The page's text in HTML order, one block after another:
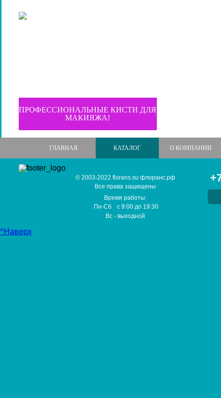
ПРОФЕССИОНАЛЬНЫЕ КИСТИ ДЛЯ
МАКИЯЖА!
ГЛАВНАЯ КАТАЛОГ О КОМПАНИИ
© 2003-2022 florans.su флоранс.рф
Все права защищены
Время работы:
Пн-Сб
с9:00 до 19:30
Вс - выходной
^Наверх